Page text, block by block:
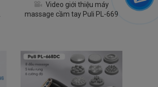
Video giới thiệu máy
massage cầm tay Puli PL-669